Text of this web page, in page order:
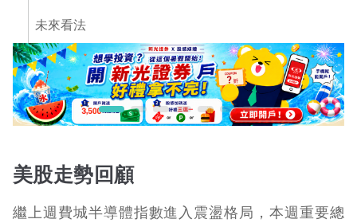
未來看法
美股走勢回顧
繼上週費城半導體指數進入震盪格局，本週重要總